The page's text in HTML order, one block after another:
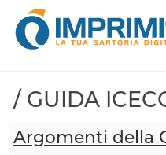
/ GUIDA
Argomenti della